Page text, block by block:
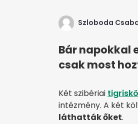
Szloboda
Bár napokkal
csak most
Két szibériai
intézmény. A két
láthatták őket.